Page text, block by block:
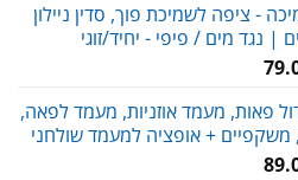
הוא:
69.00 ₪.
- ציפה לשמיכת פוך, סדין ניילון
| נגד מים / פיפי - יחיד/זוגי
טווח
עד
פאות, מעמד אוזניות, מעמד לפאה,
משקפיים + אופציה למעמד שולחני
טווח